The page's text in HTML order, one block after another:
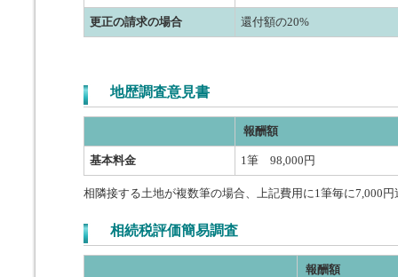
更正の請求の場合 還付額の20%
地歴調査意見書
報酬額
基本料金 1筆 98,000円
相隣接する土地が複数筆の場合、上記費用に1筆毎に7,000円
相続税評価簡易調査
報酬額